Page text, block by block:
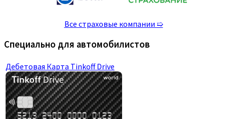
Все страховые компании ➯
Специально для автомобилистов
Дебетовая Карта Tinkoff Drive